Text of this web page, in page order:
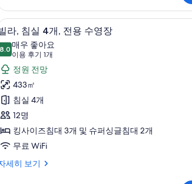
다
망
자
히
보
기
금고, 책상, 다리미/다리미판
,
실
4
개,
전
용
수
빌라, 침실 4개, 전용
18
라, 침실 4개, 전용 수영장
8.08.0점 만점 중 10점
매우 좋아요
이용 후기 1개
(이
용
후
기
개)
정원 전망
433㎡
침실 4개
12명
킹사이즈침대 3개 및 슈퍼싱글침대 2개
무료 WiFi
세히 보기